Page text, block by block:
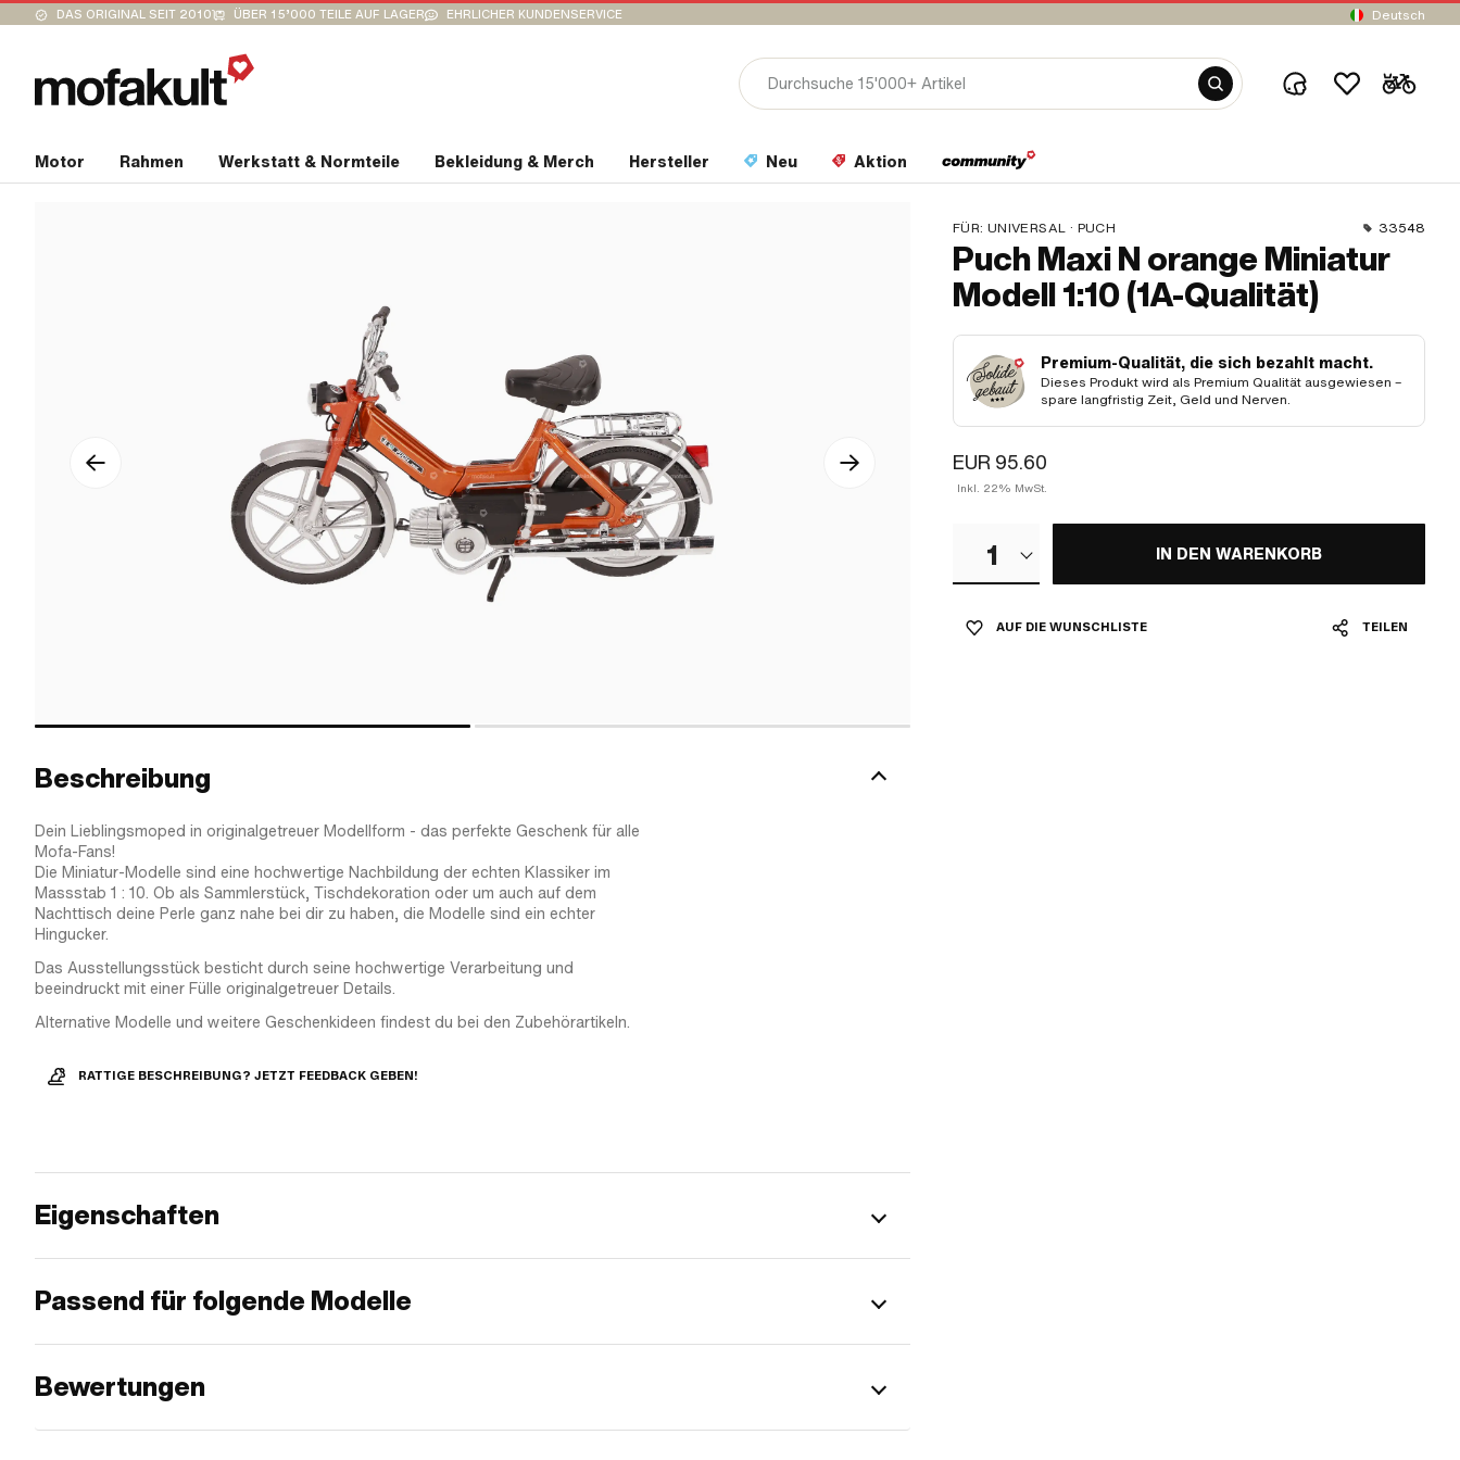
DAS ORIGINAL SEIT 2010 ÜBER 15’000 TEILE AUF LAGER EHRLICHER KUNDENSERVICE Deutsch
Motor Rahmen Werkstatt & Normteile Bekleidung & Merch Hersteller Neu Aktion
FÜR: UNIVERSAL · PUCH 33548
Puch Maxi N orange Miniatur
Modell 1:10 (1A-Qualität)
Premium-Qualität, die sich bezahlt macht.
Dieses Produkt wird als Premium Qualität ausgewiesen –
spare langfristig Zeit, Geld und Nerven.
EUR 95.60
Inkl. 22% MwSt.
1 IN DEN WARENKORB
AUF DIE WUNSCHLISTE TEILEN
Beschreibung
Dein Lieblingsmoped in originalgetreuer Modellform - das perfekte Geschenk für alle
Mofa-Fans!
Die Miniatur-Modelle sind eine hochwertige Nachbildung der echten Klassiker im
Massstab 1 : 10. Ob als Sammlerstück, Tischdekoration oder um auch auf dem
Nachttisch deine Perle ganz nahe bei dir zu haben, die Modelle sind ein echter
Hingucker.
Das Ausstellungsstück besticht durch seine hochwertige Verarbeitung und
beeindruckt mit einer Fülle originalgetreuer Details.
Alternative Modelle und weitere Geschenkideen findest du bei den Zubehörartikeln.
RATTIGE BESCHREIBUNG? JETZT FEEDBACK GEBEN!
Eigenschaften
Passend für folgende Modelle
Bewertungen